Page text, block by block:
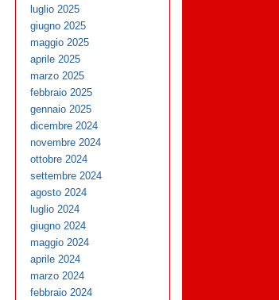
luglio 2025
giugno 2025
maggio 2025
aprile 2025
marzo 2025
febbraio 2025
gennaio 2025
dicembre 2024
novembre 2024
ottobre 2024
settembre 2024
agosto 2024
luglio 2024
giugno 2024
maggio 2024
aprile 2024
marzo 2024
febbraio 2024